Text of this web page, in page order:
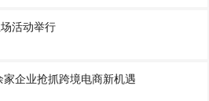
活动举行
企业抢抓跨境电商新机遇